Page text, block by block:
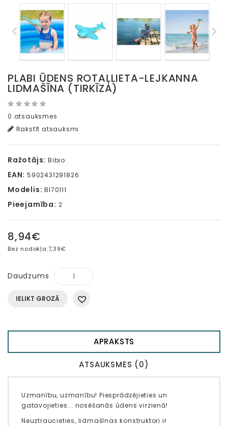
PLABI ŪDENS ROTAĻLIETA-LEJKANNA
LIDMAŠĪNA (TIRKĪZA)
0 atsauksmes
Rakstīt atsauksmi
Ražotājs: Bibio
EAN: 5902431291826
Modelis: BI70111
Pieejamība: 2
8,94€
Bez nodokļa:7,39€
Daudzums
IELIKT GROZĀ
APRAKSTS
ATSAUKSMES (0)
Uzmanību, uzmanību! Piesprādzējieties un
gatavojieties... nosēšanās ūdens virzienā!
Neuztraucieties, lidmašīnas konstruktori ir